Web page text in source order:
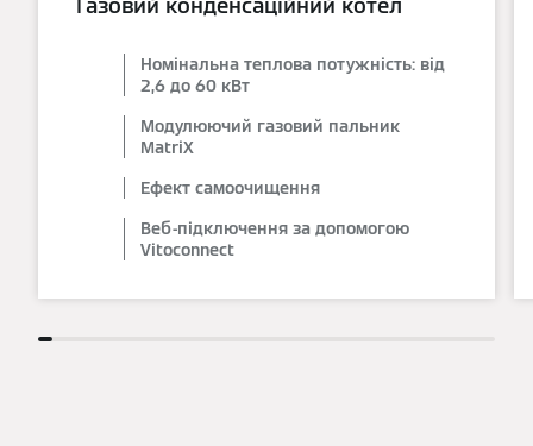
Номінальна теплова потужність: від
2,6 до 60 кВт
Модулюючий газовий пальник
MatriX
Ефект самоочищення
Веб-підключення за допомогою
Vitoconnect